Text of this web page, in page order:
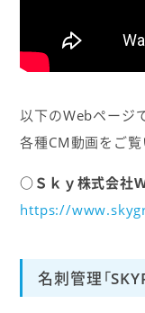
以下のWebページ
各種CM動画をご覧
○Ｓｋｙ株式会社
https://
名刺管理「